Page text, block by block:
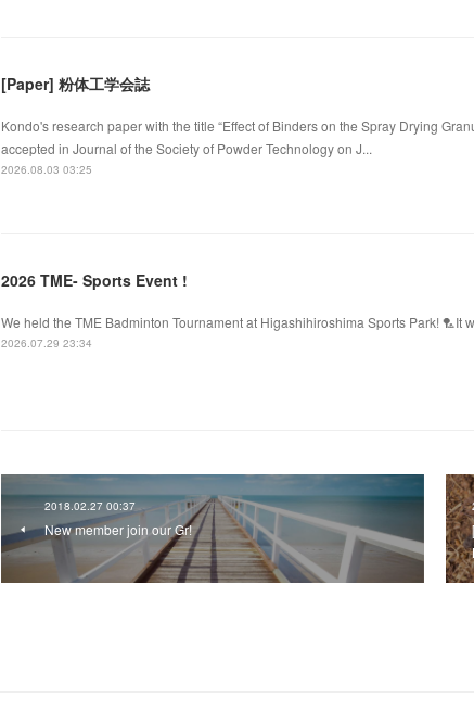
[Paper] 粉体工学会誌
Kondo's research paper with the title “Effect of Binders on the Spray Drying
accepted in Journal of the Society of Powder Technology on J...
2026.08.03 03:25
2026 TME- Sports Event !
We held the TME Badminton Tournament at Higashihiroshima Sports Park! 🏸It
2026.07.29 23:34
2018.02.27 00:37
New member join our Gr!